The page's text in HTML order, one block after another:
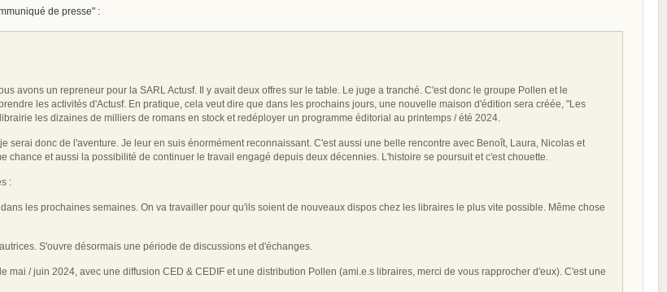
de presse" :
avons un repreneur pour la SARL Actusf. Il y avait deux offres sur le table. Le juge a tranché. C'est donc le groupe Pollen et le
les activités d'Actusf. En pratique, cela veut dire que dans les prochains jours, une nouvelle maison d'édition sera créée, "Les
les dizaines de milliers de romans en stock et redéployer un programme éditorial au printemps / été 2024.
serai donc de l'aventure. Je leur en suis énormément reconnaissant. C'est aussi une belle rencontre avec Benoît, Laura, Nicolas et
chance et aussi la possibilité de continuer le travail engagé depuis deux décennies. L'histoire se poursuit et c'est chouette.
:
les prochaines semaines. On va travailler pour qu'ils soient de nouveaux dispos chez les libraires le plus vite possible. Même chose
S'ouvre désormais une période de discussions et d'échanges.
mai / juin 2024, avec une diffusion CED & CEDIF et une distribution Pollen (ami.e.s libraires, merci de vous rapprocher d'eux). C'est une